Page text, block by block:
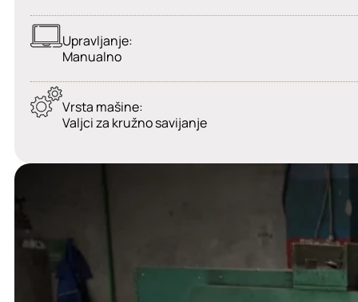
Upravljanje:
Manualno
Vrsta mašine:
Valjci za kružno savijanje